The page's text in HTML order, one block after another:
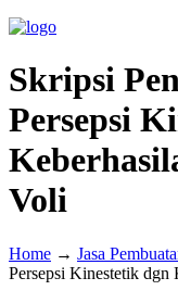
Skripsi
Persepsi
Voli
Home → Jasa
Persepsi Kinestetik